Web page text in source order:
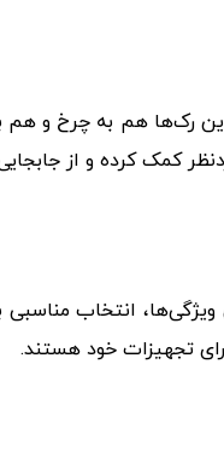
رک‌ها هم به چرخ و هم
کمک کرده و از
انتخاب
تجهیزات خود هستند.